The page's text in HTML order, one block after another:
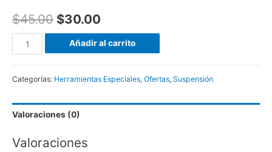
$45.00 $30.00
Compresor
de
Suspensión,
1
9
Añadir al carrito
Categorías: Herramientas Especiales, Ofertas, Suspensión
Valoraciones (0)
Valoraciones